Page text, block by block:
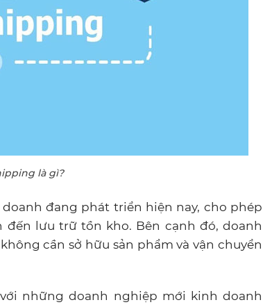
là gì?
đang phát triển hiện nay, cho phép
lưu trữ tồn kho. Bên cạnh đó, doanh
cần sở hữu sản phẩm và vận chuyển
những doanh nghiệp mới kinh doanh